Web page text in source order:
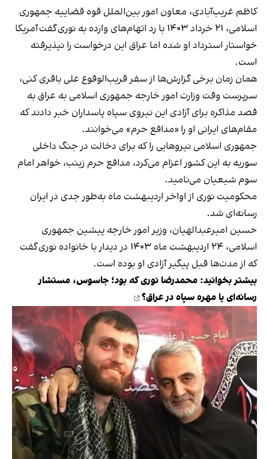
کاظم غریب‌آبادی، معاون امور بین‌الملل قوه قضاییه جمهوری
اسلامی، ۲۱ خرداد ۱۴۰۳ با رد اتهام‌های وارده به نوری
گفتآمریکا
خواستار استرداد او شده اما عراق این درخواست را نپذیرفته
است.
همان زمان برخی گزارش‌ها از سفر قریب‌الوقوع علی باقری کنی،
سرپرست وقت وزارت امور خارجه جمهوری اسلامی به عراق به
قصد مذاکره برای آزادی این نیروی سپاه پاسداران خبر دادند که
مقام‌های ایرانی او را «مدافع حرم» می‌خوانند.
جمهوری اسلامی نیروهایی را که برای دخالت در جنگ داخلی
سوریه به این کشور اعزام می‌کرد، مدافع حرم زینب، خواهر امام
سوم شیعیان می‌نامید.
محکومیت نوری از اواخر اردیبهشت ماه به‌طور جدی در ایران
رسانه‌ای شد.
حسین امیرعبدالهیان، وزیر امور خارجه پیشین جمهوری
اسلامی، ۲۴ اردیبهشت ماه ۱۴۰۳ در دیدار با خانواده نوری
گفت
که از مدت‌ها قبل پیگیر آزادی او بوده است.
بیشتر بخوانید: محمدرضا نوری که بود؛ جاسوس، مستشار
رسانه‌ای یا مهره سپاه در عراق؟